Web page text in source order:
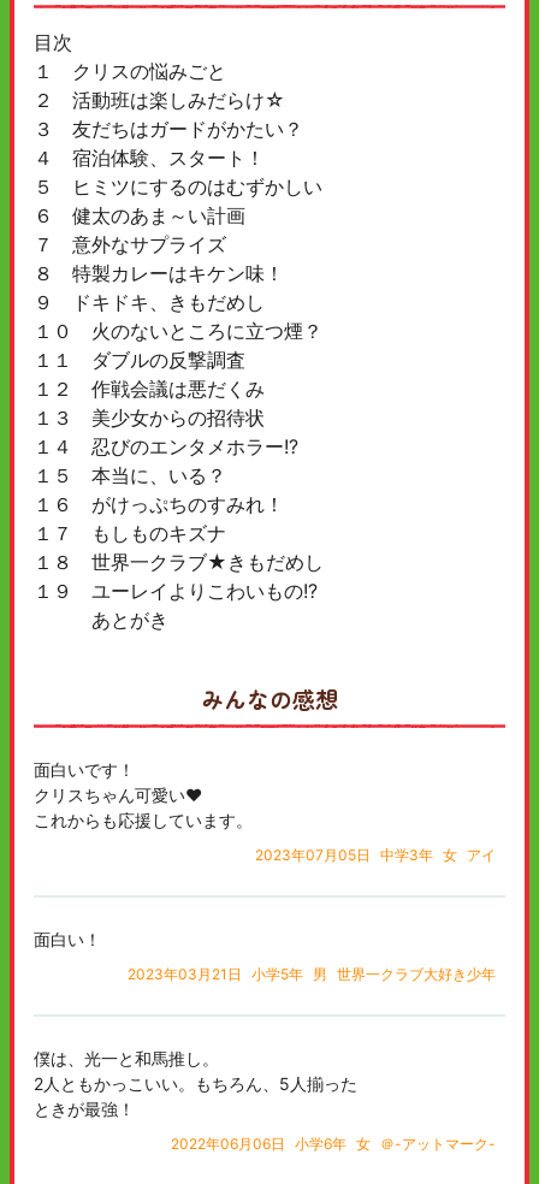
目次
１ クリスの悩みごと
２ 活動班は楽しみだらけ☆
３ 友だちはガードがかたい？
４ 宿泊体験、スタート！
５ ヒミツにするのはむずかしい
６ 健太のあま～い計画
７ 意外なサプライズ
８ 特製カレーはキケン味！
９ ドキドキ、きもだめし
１０ 火のないところに立つ煙？
１１ ダブルの反撃調査
１２ 作戦会議は悪だくみ
１３ 美少女からの招待状
１４ 忍びのエンタメホラー!?
１５ 本当に、いる？
１６ がけっぷちのすみれ！
１７ もしものキズナ
１８ 世界一クラブ★きもだめし
１９ ユーレイよりこわいもの!?
あとがき
みんなの感想
面白いです！
クリスちゃん可愛い♥
これからも応援しています。
2023年07月05日 中学3年 女 アイ
面白い！
2023年03月21日 小学5年 男 世界一クラブ大好き少年
僕は、光一と和馬推し。
2人ともかっこいい。もちろん、5人揃った
ときが最強！
2022年06月06日 小学6年 女 ＠-アットマーク-